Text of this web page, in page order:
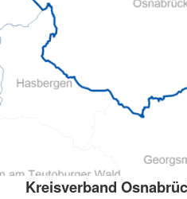
Kreisverband